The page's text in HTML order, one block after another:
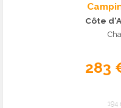
Côte
283
194